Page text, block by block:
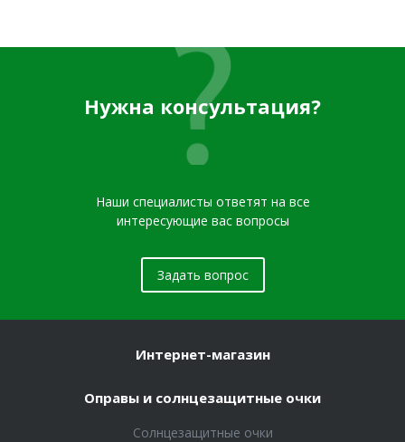
Нужна консультация?
Наши специалисты ответят на все
интересующие вас вопросы
Задать вопрос
Интернет-магазин
Оправы и солнцезащитные очки
Солнцезащитные очки